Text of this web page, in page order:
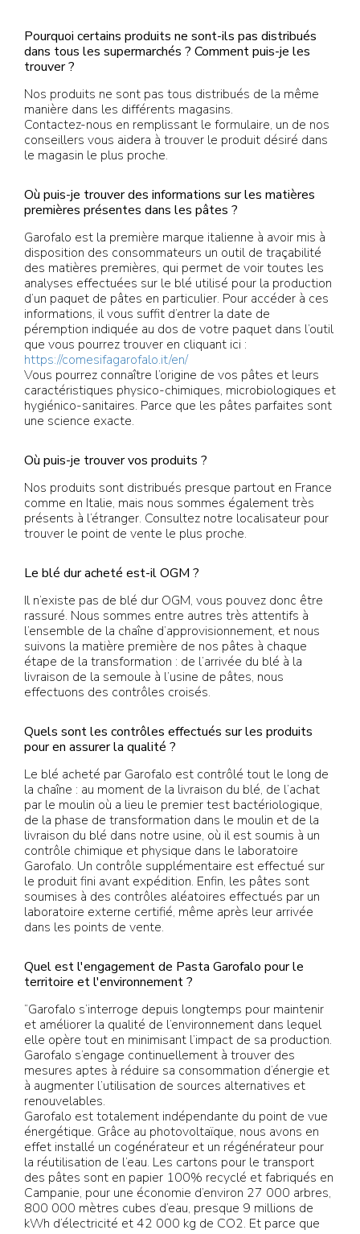
Pourquoi certains produits ne sont-ils pas distribués
dans tous les supermarchés ? Comment puis-je les
trouver ?
Nos produits ne sont pas tous distribués de la même
manière dans les différents magasins.
Contactez-nous en remplissant le formulaire, un de nos
conseillers vous aidera à trouver le produit désiré dans
le magasin le plus proche.
Où puis-je trouver des informations sur les matières
premières présentes dans les pâtes ?
Garofalo est la première marque italienne à avoir mis à
disposition des consommateurs un outil de traçabilité
des matières premières, qui permet de voir toutes les
analyses effectuées sur le blé utilisé pour la production
d’un paquet de pâtes en particulier. Pour accéder à ces
informations, il vous suffit d’entrer la date de
péremption indiquée au dos de votre paquet dans l’outil
que vous pourrez trouver en cliquant ici :
https://comesifagarofalo.it/en/
Vous pourrez connaître l’origine de vos pâtes et leurs
caractéristiques physico-chimiques, microbiologiques et
hygiénico-sanitaires. Parce que les pâtes parfaites sont
une science exacte.
Où puis-je trouver vos produits ?
Nos produits sont distribués presque partout en France
comme en Italie, mais nous sommes également très
présents à l’étranger. Consultez notre localisateur pour
trouver le point de vente le plus proche.
Le blé dur acheté est-il OGM ?
Il n’existe pas de blé dur OGM, vous pouvez donc être
rassuré. Nous sommes entre autres très attentifs à
l’ensemble de la chaîne d’approvisionnement, et nous
suivons la matière première de nos pâtes à chaque
étape de la transformation : de l’arrivée du blé à la
livraison de la semoule à l’usine de pâtes, nous
effectuons des contrôles croisés.
Quels sont les contrôles effectués sur les produits
pour en assurer la qualité ?
Le blé acheté par Garofalo est contrôlé tout le long de
la chaîne : au moment de la livraison du blé, de l’achat
par le moulin où a lieu le premier test bactériologique,
de la phase de transformation dans le moulin et de la
livraison du blé dans notre usine, où il est soumis à un
contrôle chimique et physique dans le laboratoire
Garofalo. Un contrôle supplémentaire est effectué sur
le produit fini avant expédition. Enfin, les pâtes sont
soumises à des contrôles aléatoires effectués par un
laboratoire externe certifié, même après leur arrivée
dans les points de vente.
Quel est l'engagement de Pasta Garofalo pour le
territoire et l'environnement ?
“Garofalo s’interroge depuis longtemps pour maintenir
et améliorer la qualité de l’environnement dans lequel
elle opère tout en minimisant l’impact de sa production.
Garofalo s’engage continuellement à trouver des
mesures aptes à réduire sa consommation d’énergie et
à augmenter l’utilisation de sources alternatives et
renouvelables.
Garofalo est totalement indépendante du point de vue
énergétique. Grâce au photovoltaïque, nous avons en
effet installé un cogénérateur et un régénérateur pour
la réutilisation de l’eau. Les cartons pour le transport
des pâtes sont en papier 100% recyclé et fabriqués en
Campanie, pour une économie d’environ 27 000 arbres,
800 000 mètres cubes d’eau, presque 9 millions de
kWh d’électricité et 42 000 kg de CO2. Et parce que